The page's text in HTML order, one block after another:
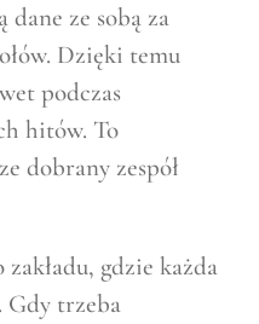
ze sobą za
Dzięki temu
podczas
hitów. To
dobrany zespół
gdzie każda
Gdy trzeba